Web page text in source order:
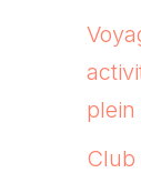
Club